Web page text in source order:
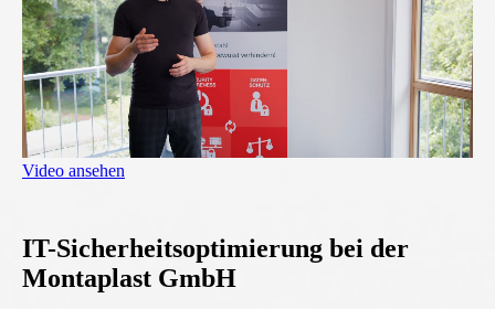
Video ansehen
IT-Sicherheitsoptimierung bei der
Montaplast GmbH